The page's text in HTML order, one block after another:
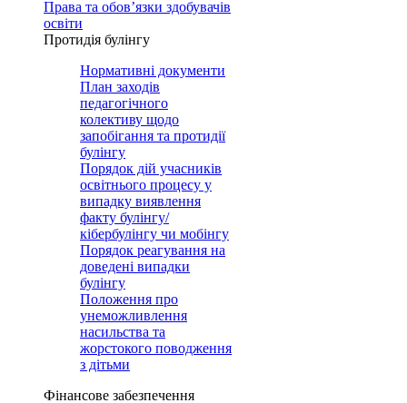
Права та обов’язки здобувачів
освіти
Протидія булінгу
Нормативні документи
План заходів
педагогічного
колективу щодо
запобігання та протидії
булінгу
Порядок дій учасників
освітнього процесу у
випадку виявлення
факту булінгу/
кібербулінгу чи мобінгу
Порядок реагування на
доведені випадки
булінгу
Положення про
унеможливлення
насильства та
жорстокого поводження
з дітьми
Фінансове забезпечення